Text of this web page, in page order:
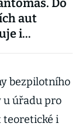
Do
aut
i
Googlu
bezpilotního
u úřadu pro
teoretické i